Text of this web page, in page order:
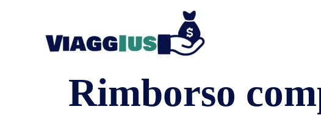
Rimborso